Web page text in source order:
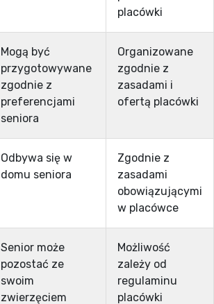
placówki
Mogą być
przygotowywane
zgodnie z
preferencjami
seniora
Organizowane
zgodnie z
zasadami i
ofertą placówki
Odbywa się w
domu seniora
Zgodnie z
zasadami
obowiązującymi
w placówce
Senior może
pozostać ze
swoim
zwierzęciem
Możliwość
zależy od
regulaminu
placówki